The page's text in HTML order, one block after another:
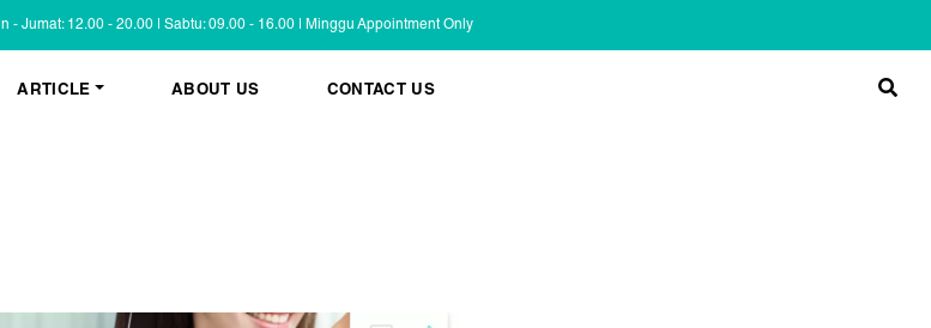
- Jumat: 12.00 - 20.00 | Sabtu: 09.00 - 16.00 | Minggu Appointment Only
ARTICLE
Informasi Umum
ABOUT US CONTACT US